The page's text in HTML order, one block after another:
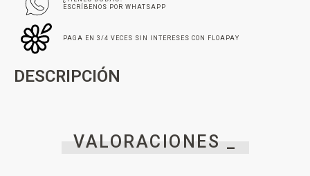
ESCRÍBENOS POR WHATSAPP
PAGA EN 3/4 VECES SIN INTERESES CON FLOAPAY
DESCRIPCIÓN
VALORACIONES _